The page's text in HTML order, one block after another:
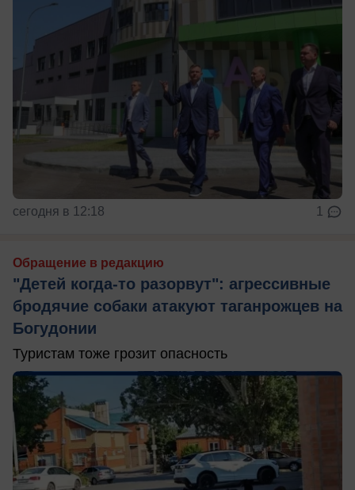
сегодня в 12:18 1
Обращение в редакцию
"Детей когда-то разорвут": агрессивные
бродячие собаки атакуют таганрожцев на
Богудонии
Туристам тоже грозит опасность